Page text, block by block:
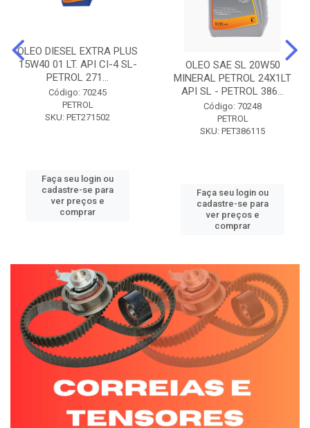
OLEO DIESEL EXTRA PLUS
15W40 01 LT. API CI-4 SL-
PETROL 271...
Código: 70245
PETROL
SKU: PET271502
Faça seu login ou
cadastre-se para
ver preços e
comprar
OLEO SAE SL 20W50
MINERAL PETROL 24X1LT
API SL - PETROL 386...
Código: 70248
PETROL
SKU: PET386115
Faça seu login ou
cadastre-se para
ver preços e
comprar